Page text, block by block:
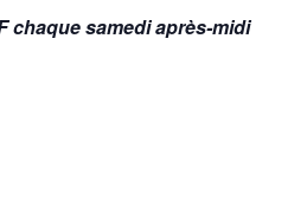
chaque samedi après-midi